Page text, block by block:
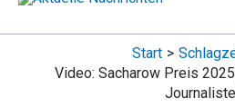
Start
Video: Sacharow Preis